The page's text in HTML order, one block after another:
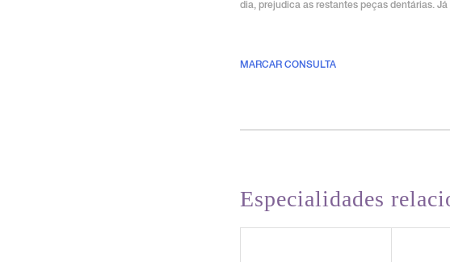
dia, prejudica as restantes peças dentárias.
MARCAR CONSULTA
Especialidades